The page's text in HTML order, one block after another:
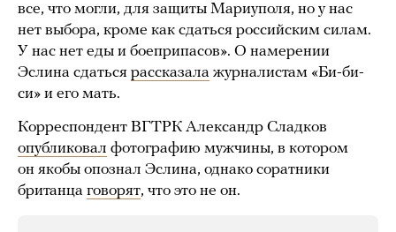
все, что могли, для защиты Мариуполя, но у нас
нет выбора, кроме как сдаться российским силам.
У нас нет еды и боеприпасов». О намерении
Эслина сдаться рассказала журналистам «Би-би-
си» и его мать.
Корреспондент ВГТРК Александр Сладков
опубликовал фотографию мужчины, в котором
он якобы опознал Эслина, однако соратники
британца говорят, что это не он.